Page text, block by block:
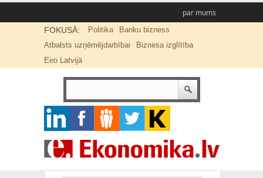
par mums
FOKUSĀ: Politika
Banku bizness
Atbalsts uzņēmējdarbībai
Biznesa izglītība
Eiro Latvijā